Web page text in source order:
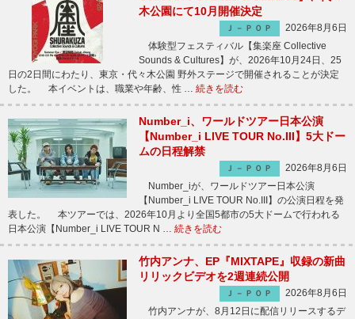
木公園にて10月開催決定
Ｊ－ＰＯＰ
2026年8月6日
体験型フェスティバル【集楽座 Collective
Sounds & Cultures】が、2026年10月24日、25
日の2日間にわたり、東京・代々木公園 野外ステージで開催されることが決定
した。 本イベントは、職業や年齢、性 … 続きを読む
Number_i、ワールドツアー日本公演
【Number_i LIVE TOUR No.III】5大ドー
ムの日程解禁
Ｊ－ＰＯＰ
2026年8月6日
Number_iが、ワールドツアー日本公演
【Number_i LIVE TOUR No.III】の公演日程を発
表した。 本ツアーでは、2026年10月より全国5都市の5大ドームで行われる
日本公演【Number_i LIVE TOUR N … 続きを読む
竹内アンナ、EP『MIXTAPE』収録の新曲
リリックビデオを2週連続公開
Ｊ－ＰＯＰ
2026年8月6日
竹内アンナが、8月12日に配信リリースするデ